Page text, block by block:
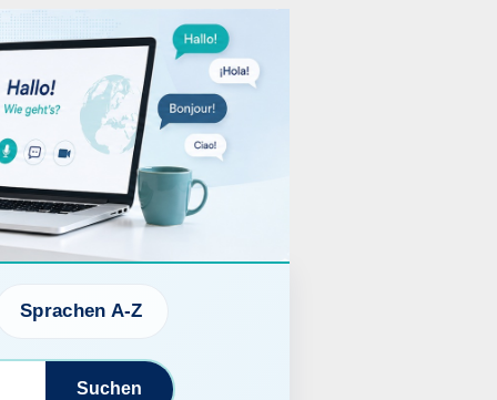
Sprachen A-Z
Suchen